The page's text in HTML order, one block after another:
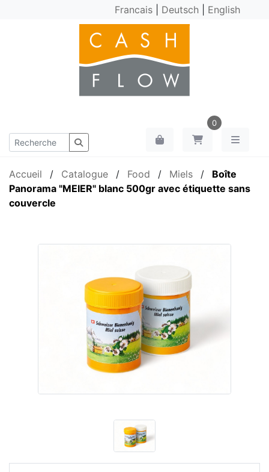
Francais Deutsch English
0
Accueil / Catalogue / Food / Miels /
Boîte
Panorama "MEIER" blanc 500gr avec étiquette sans
couvercle